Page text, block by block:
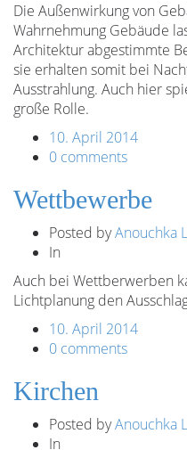
Die Außenwirkung von
Wahrnehmung Gebäude
Architektur abgestimmte
sie erhalten somit bei
Ausstrahlung. Auch hier
große Rolle.
10. April 2014
0 comments
Wettbewerbe
Posted byAnouchka
In
Auch bei Wettberwerben
Lichtplanung den
10. April 2014
0 comments
Kirchen
Posted byAnouchka
In